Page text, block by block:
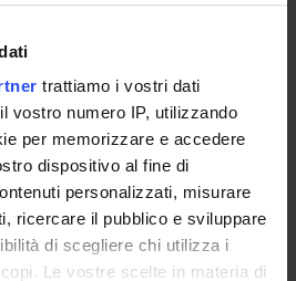
trattiamo i vostri dati
vostro numero IP, utilizzando
per memorizzare e accedere
dispositivo al fine di
personalizzati, misurare
ricercare il pubblico e sviluppare
di scegliere chi utilizza i
Le vostre scelte in materia di